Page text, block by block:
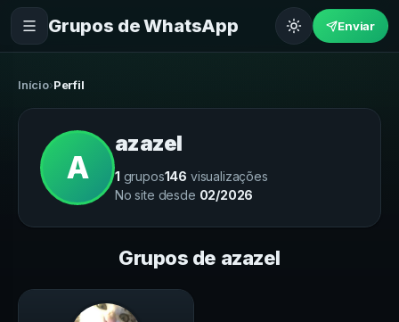
Grupos de WhatsApp Enviar
Início›Perfil
A
azazel
1 grupos146 visualizações
No site desde 02/2026
Grupos de azazel